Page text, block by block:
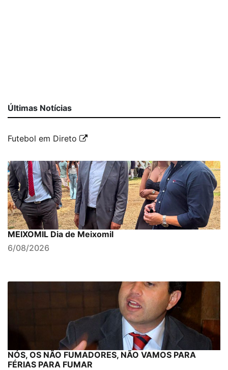
Últimas Notícias
Futebol em Direto
MEIXOMIL Dia de Meixomil
6/08/2026
NÓS, OS NÃO FUMADORES, NÃO VAMOS PARA
FÉRIAS PARA FUMAR